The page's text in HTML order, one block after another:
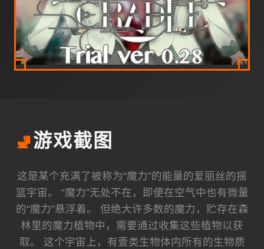
🚽游戏截图
这是某个充满了被称为“魔力”的能量的爱丽丝的摇
篮宇宙。 “魔力”无处不在，即便在空气中也有微量
的“魔力”悬浮着。 但绝大许多数的魔力，贮存在森
林里的魔力植物中，需要通过收集这些植物以获
取。 这个宇宙上，有壹类生物体内所有的生物质